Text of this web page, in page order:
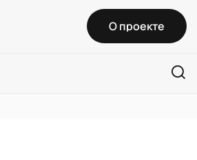
О проекте